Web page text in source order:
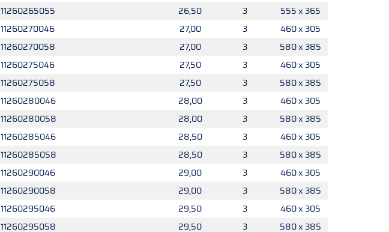
11260265055
26,50 3
555 x 365
11260270046
27,00 3
460 x 305
11260270058
27,00 3
580 x 385
11260275046
27,50 3
460 x 305
11260275058
27,50 3
580 x 385
11260280046
28,00 3
460 x 305
11260280058
28,00 3
580 x 385
11260285046
28,50 3
460 x 305
11260285058
28,50 3
580 x 385
11260290046
29,00 3
460 x 305
11260290058
29,00 3
580 x 385
11260295046
29,50 3
460 x 305
11260295058
29,50 3 580 x 385